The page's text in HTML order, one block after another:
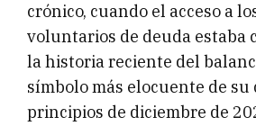
crónico, cuando el acceso a
voluntarios de deuda estaba
la historia reciente del
símbolo más elocuente de su
principios de diciembre de